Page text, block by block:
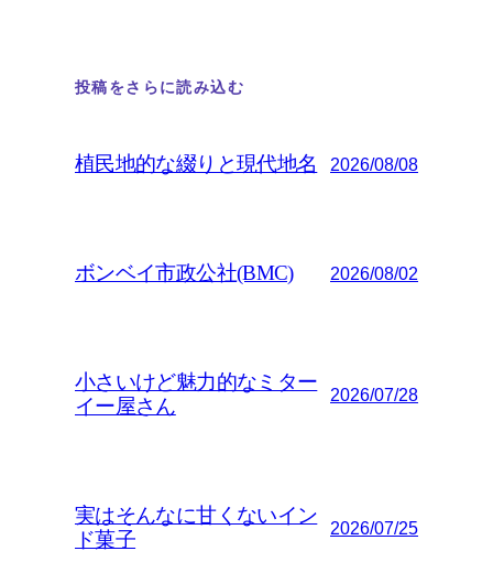
投稿をさらに読み込む
植民地的な綴りと現代地名 2026/08/08
ボンベイ市政公社(BMC) 2026/08/02
小さいけど魅力的なミター
イー屋さん
2026/07/28
実はそんなに甘くないイン
ド菓子
2026/07/25